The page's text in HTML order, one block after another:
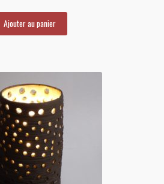
Ajouter au panier